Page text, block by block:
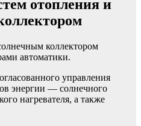
отопления и
коллектором
автоматики.
управления
энергии — солнечного
нагревателя, а также